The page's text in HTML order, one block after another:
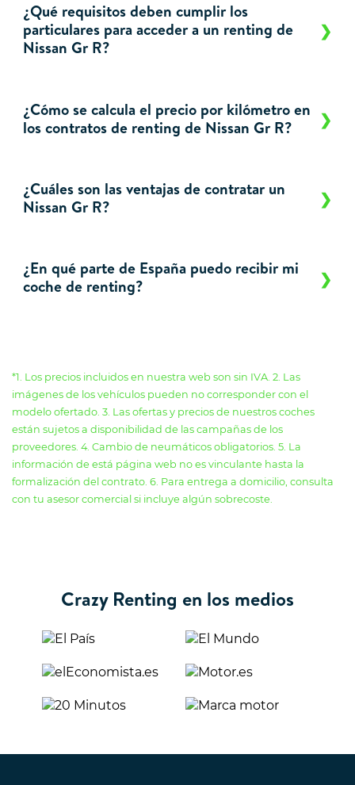
¿Qué requisitos deben cumplir los
particulares para acceder a un renting de
Nissan Gr R?
¿Cómo se calcula el precio por kilómetro en
los contratos de renting de Nissan Gr R?
¿Cuáles son las ventajas de contratar un
Nissan Gr R?
¿En qué parte de España puedo recibir mi
coche de renting?
*1. Los precios incluidos en nuestra web son sin IVA. 2. Las
imágenes de los vehículos pueden no corresponder con el
modelo ofertado. 3. Las ofertas y precios de nuestros coches
están sujetos a disponibilidad de las campañas de los
proveedores. 4. Cambio de neumáticos obligatorios. 5. La
información de está página web no es vinculante hasta la
formalización del contrato. 6. Para entrega a domicilio, consulta
con tu asesor comercial si incluye algún sobrecoste.
Crazy Renting en los medios